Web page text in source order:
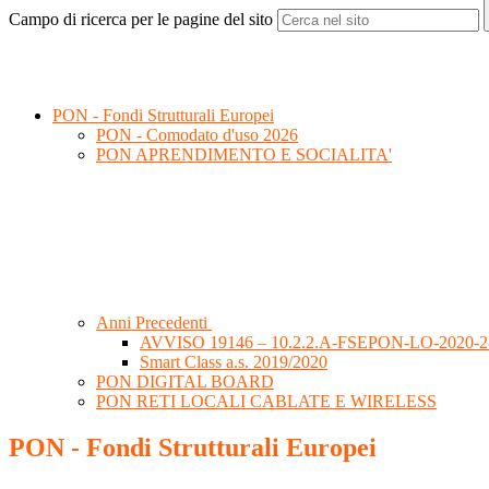
Campo di ricerca per le pagine del sito
PON - Fondi Strutturali Europei
PON - Comodato d'uso 2026
PON APRENDIMENTO E SOCIALITA'
Anni Precedenti
AVVISO 19146 – 10.2.2.A-FSEPON-LO-2020-
Smart Class a.s. 2019/2020
PON DIGITAL BOARD
PON RETI LOCALI CABLATE E WIRELESS
PON - Fondi Strutturali Europei